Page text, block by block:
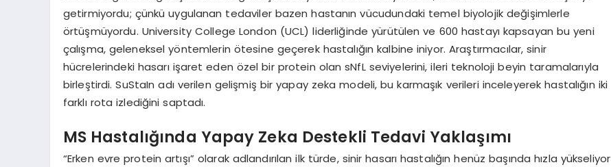
getirmiyordu; çünkü uygulanan tedaviler bazen hastanın vücudundaki temel biyolojik değişimlerle
örtüşmüyordu. University College London (UCL) liderliğinde yürütülen ve 600 hastayı kapsayan bu yeni
çalışma, geleneksel yöntemlerin ötesine geçerek hastalığın kalbine iniyor. Araştırmacılar, sinir
hücrelerindeki hasarı işaret eden özel bir protein olan sNfL seviyelerini, ileri teknoloji beyin taramalarıyla
birleştirdi. SuStaIn adı verilen gelişmiş bir yapay zeka modeli, bu karmaşık verileri inceleyerek hastalığın iki
farklı rota izlediğini saptadı.
MS Hastalığında Yapay Zeka Destekli Tedavi Yaklaşımı
“Erken evre protein artışı” olarak adlandırılan ilk türde, sinir hasarı hastalığın henüz başında hızla yükseliyor